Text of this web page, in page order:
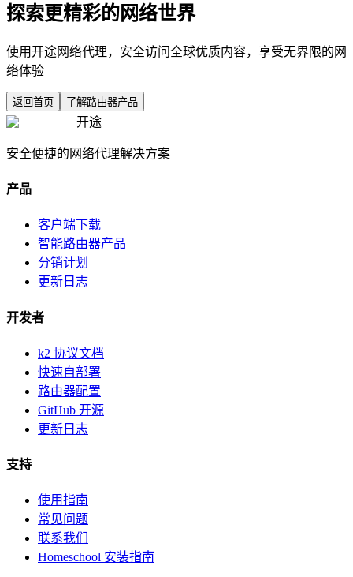
探索更精彩的网络世界
使用开途网络代理，安全访问全球优质内容，享受无界限的网
络体验
返回首页 了解路由器产品
开途
安全便捷的网络代理解决方案
产品
客户端下载
智能路由器产品
分销计划
更新日志
开发者
k2 协议文档
快速自部署
路由器配置
GitHub 开源
更新日志
支持
使用指南
常见问题
联系我们
Homeschool 安装指南